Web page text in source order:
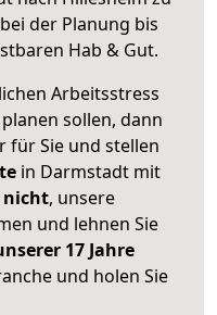
der Planung bis
Hab & Gut.
Arbeitsstress
sollen, dann
für Sie und stellen
in Darmstadt mit
nicht, unsere
und lehnen Sie
17 Jahre
und holen Sie